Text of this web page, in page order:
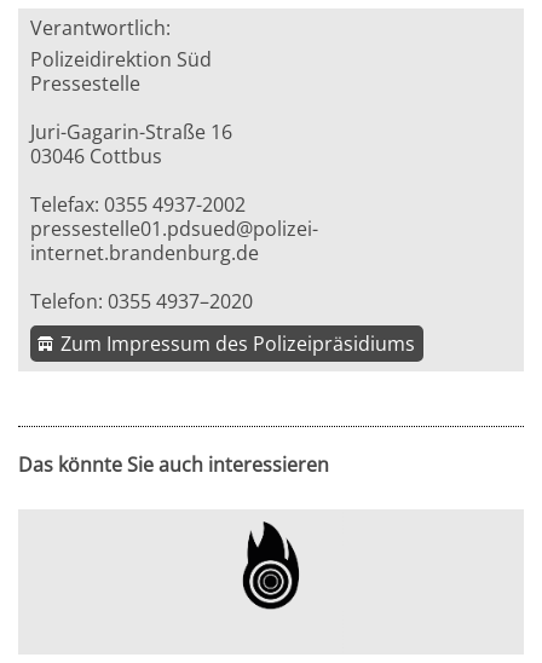
Verantwortlich:
Polizeidirektion Süd
Pressestelle
Juri-Gagarin-Straße 16
03046 Cottbus
Telefax: 0355 4937-2002
pressestelle01.pdsued@polizei-
internet.brandenburg.de
Telefon: 0355 4937–2020
Zum Impressum des Polizeipräsidiums
Das könnte Sie auch interessieren